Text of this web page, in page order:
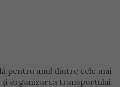
pentru unul dintre cele mai
organizarea transportului